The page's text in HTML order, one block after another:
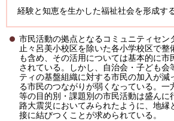
経験と知恵を生かした福祉社会を形成する
市民活動の拠点となるコミュニティセン
止々呂美小校区を除いた各小学校区で整
も含め、その活用については基本的に市
されている。しかし、自治会・子ども会
ティの基盤組織に対する市民の加入が減
る市民のつながりが弱くなっている。一
等の目的別・課題別の市民活動は盛んに
路大震災においてみられたように、地縁
接に結びつくことが求められている。